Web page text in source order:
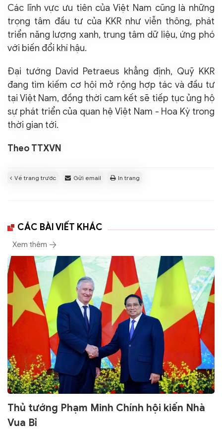
Các lĩnh vực ưu tiên của Việt Nam cũng là những
trọng tâm đầu tư của KKR như viễn thông, phát
triển năng lượng xanh, trung tâm dữ liệu, ứng phó
với biến đổi khí hậu.
Đại tướng David Petraeus khẳng định, Quỹ KKR
đang tìm kiếm cơ hội mở rộng hợp tác và đầu tư
tại Việt Nam, đồng thời cam kết sẽ tiếp tục ủng hộ
sự phát triển của quan hệ Việt Nam - Hoa Kỳ trong
thời gian tới.
Theo TTXVN
Về trang trước Gửi email In trang
CÁC BÀI VIẾT KHÁC
Xem thêm
Thủ tướng Phạm Minh Chính hội kiến Nhà
Vua Bỉ